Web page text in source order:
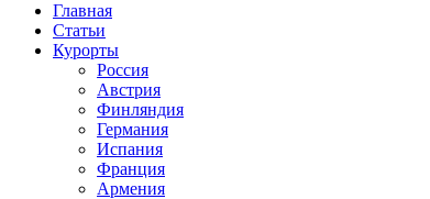
Главная
Статьи
Курорты
Россия
Австрия
Финляндия
Германия
Испания
Франция
Армения